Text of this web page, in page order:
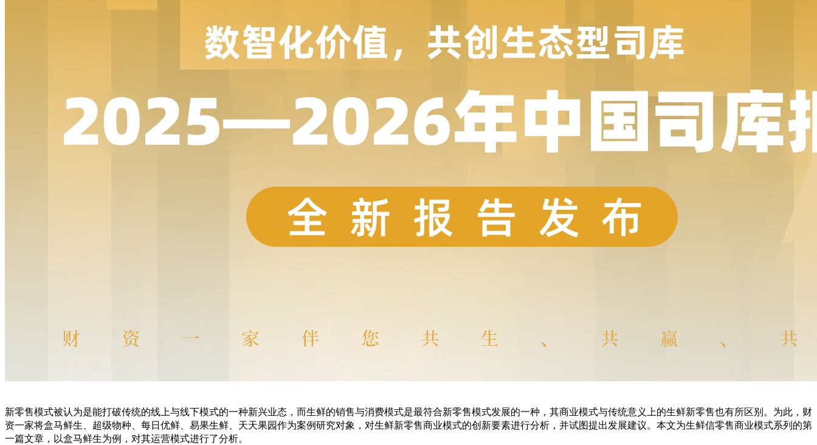
新零售模式被认为是能打破传统的线上与线下模式的一种新兴业态，而生鲜的销售与消费模式是最符合新零售模式发展的一种，其商业模式与传统意义上的生鲜新零售也有所区别。为此，财
资一家将盒马鲜生、超级物种、每日优鲜、易果生鲜、天天果园作为案例研究对象，对生鲜新零售商业模式的创新要素进行分析，并试图提出发展建议。 本文为生鲜信零售商业模式系列的第
一篇文章，以盒马鲜生为例，对其运营模式进行了分析。